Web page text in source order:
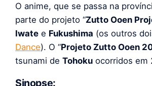
O anime, que se passa na
parte do projeto “Zutto Ooen
Iwate e Fukushima (os outros
Dance). O “Projeto Zutto Ooen
tsunami de Tohoku ocorridos em
Sinopse: